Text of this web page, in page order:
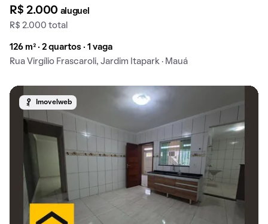
R$ 2.000 aluguel
R$ 2.000 total
126 m² · 2 quartos · 1 vaga
Rua Virgílio Frascaroli, Jardim Itapark · Mauá
Imovelweb